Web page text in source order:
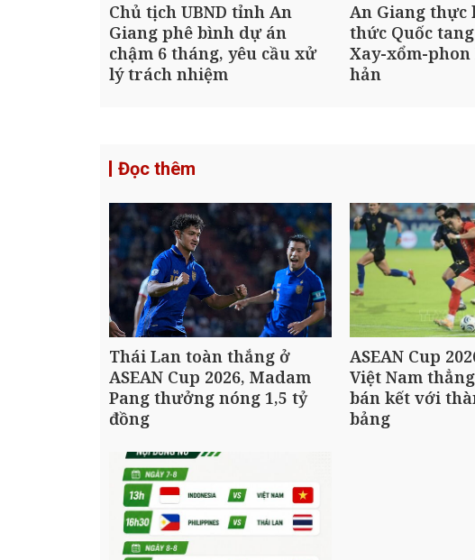
Chủ tịch UBND tỉnh An
Giang phê bình dự án
chậm 6 tháng, yêu cầu xử
lý trách nhiệm
An Giang thực
thức Quốc
Xay-xổm-phon
hản
Đọc thêm
Thái Lan toàn thắng ở
ASEAN Cup 2026, Madam
Pang thưởng nóng 1,5 tỷ
đồng
ASEAN Cup
Việt Nam
bán kết với
bảng